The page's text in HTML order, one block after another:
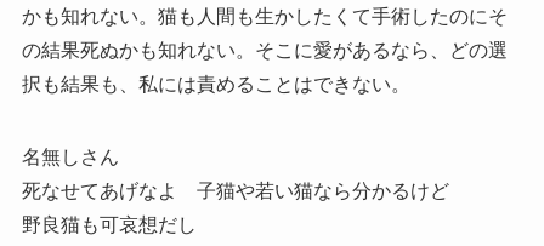
かも知れない。猫も人間も生かしたくて手術したのにそ
の結果死ぬかも知れない。そこに愛があるなら、どの選
択も結果も、私には責めることはできない。
名無しさん
死なせてあげなよ 子猫や若い猫なら分かるけど
野良猫も可哀想だし